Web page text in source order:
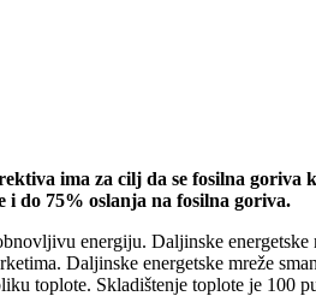
ima za cilj da se fosilna goriva
i do 75% oslanja na fosilna goriva.
energiju. Daljinske energetske
Daljinske energetske mreže
toplote. Skladištenje toplote je 100